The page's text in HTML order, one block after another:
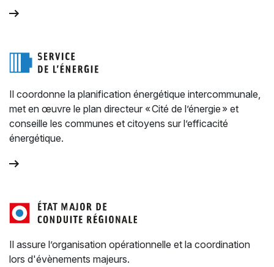
Il coordonne la planification énergétique intercommunale,
met en œuvre le plan directeur « Cité de l’énergie » et
conseille les communes et citoyens sur l’efficacité
énergétique.
Il assure l’organisation opérationnelle et la coordination
lors d'évènements majeurs.